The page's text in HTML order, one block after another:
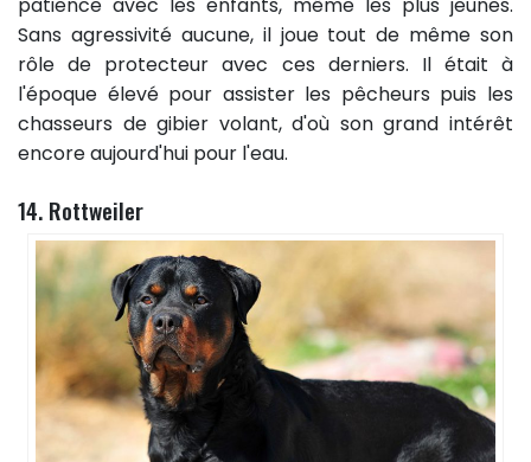
Sans agressivité aucune, il joue tout de même son
rôle de protecteur avec ces derniers. Il était à
l'époque élevé pour assister les pêcheurs puis les
chasseurs de gibier volant, d'où son grand intérêt
encore aujourd'hui pour l'eau.
14. Rottweiler